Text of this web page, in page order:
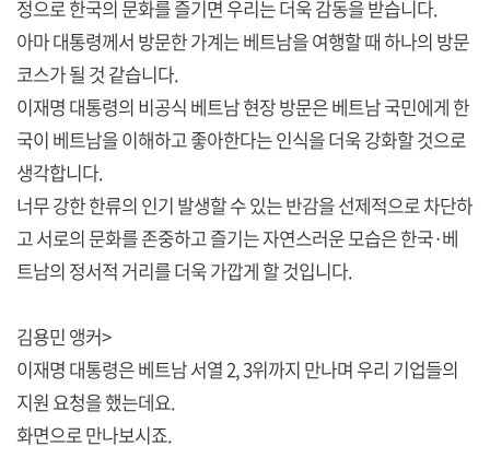
정으로 한국의 문화를 즐기면 우리는 더욱 감동을 받습니다.
아마 대통령께서 방문한 가계는 베트남을 여행할 때 하나의 방문
코스가 될 것 같습니다.
이재명 대통령의 비공식 베트남 현장 방문은 베트남 국민에게 한
국이 베트남을 이해하고 좋아한다는 인식을 더욱 강화할 것으로
생각합니다.
너무 강한 한류의 인기 발생할 수 있는 반감을 선제적으로 차단하
고 서로의 문화를 존중하고 즐기는 자연스러운 모습은 한국·베
트남의 정서적 거리를 더욱 가깝게 할 것입니다.
김용민 앵커>
이재명 대통령은 베트남 서열 2, 3위까지 만나며 우리 기업들의
지원 요청을 했는데요.
화면으로 만나보시죠.